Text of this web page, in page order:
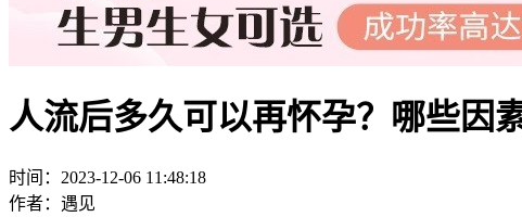
人流后多久可以再怀孕？哪些因
时间：2023-12-06 11:48:18
作者：遇见